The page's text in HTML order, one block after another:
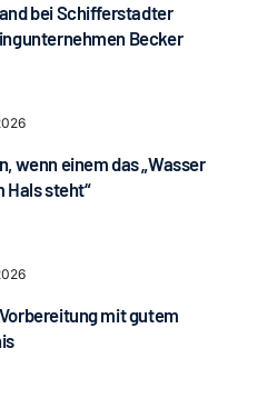
bei Schifferstadter
Becker
wenn einem das „Wasser
Hals steht“
mit gutem